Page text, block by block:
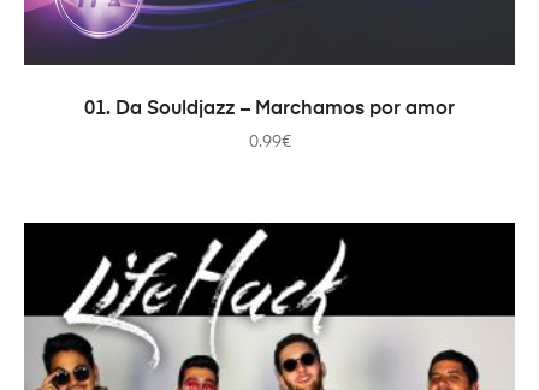
IN DEN WARENKORB
01. Da Souldjazz – Marchamos por amor
0.99€